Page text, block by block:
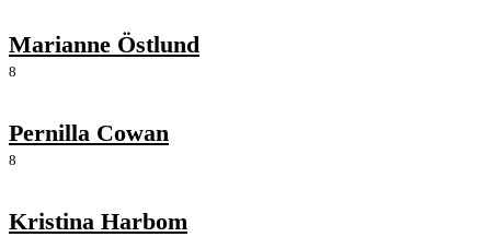
Marianne Östlund
8
Pernilla Cowan
8
Kristina Harbom